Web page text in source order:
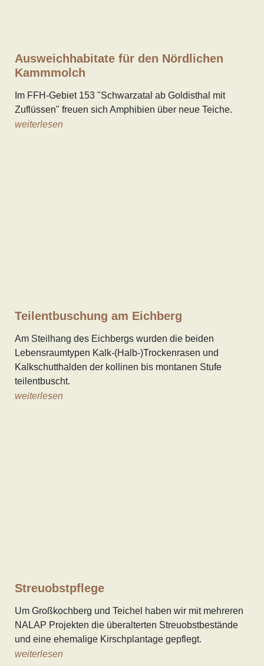
Ausweichhabitate für den Nördlichen
Kammmolch
Im FFH-Gebiet 153 "Schwarzatal ab Goldisthal mit
Zuflüssen" freuen sich Amphibien über neue Teiche.
weiterlesen
Teilentbuschung am Eichberg
Am Steilhang des Eichbergs wurden die beiden
Lebensraumtypen Kalk-(Halb-)Trockenrasen und
Kalkschutthalden der kollinen bis montanen Stufe
teilentbuscht.
weiterlesen
Streuobstpflege
Um Großkochberg und Teichel haben wir mit mehreren
NALAP Projekten die überalterten Streuobstbestände
und eine ehemalige Kirschplantage gepflegt.
weiterlesen